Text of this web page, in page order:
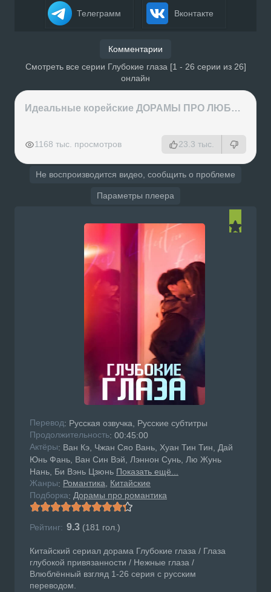
Телеграмм Вконтакте
Комментарии
Смотреть все серии Глубокие глаза [1 - 26 серии из 26]
онлайн
Идеальные корейские ДОРАМЫ ПРО ЛЮБОВЬ на вечер
1168 тыс. просмотров 23.3 тыс.
Не воспроизводится видео, сообщить о проблеме
Параметры плеера
Перевод: Русская озвучка, Русские субтитры
Продолжительность: 00:45:00
Актёры: Ван Кэ, Чжан Сяо Вань, Хуан Тин Тин, Дай
Юнь Фань, Ван Син Вэй, Лэннон Сунь, Лю Жунь
Нань, Би Вэнь Цзюнь Показать ещё...
Жанры: Романтика Китайские
Подборка: Дорамы про романтика
Рейтинг: 9.3 (181 гол.)
Китайский сериал дорама Глубокие глаза / Глаза
глубокой привязанности / Нежные глаза /
Влюблённый взгляд 1-26 серия с русским
переводом.